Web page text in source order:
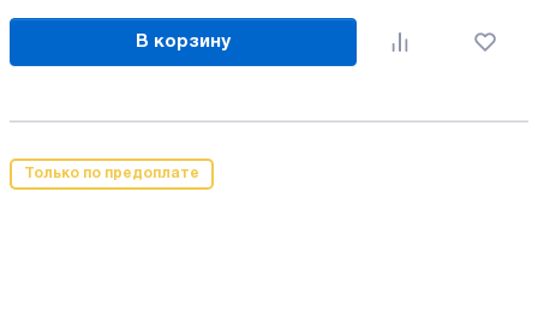
В корзину
Только по предоплате